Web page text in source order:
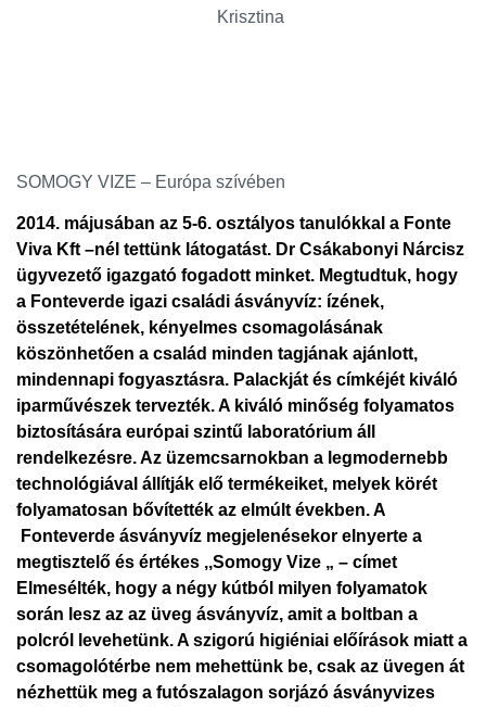
Krisztina
SOMOGY VIZE – Európa szívében
2014. májusában az 5-6. osztályos tanulókkal a Fonte
Viva Kft –nél tettünk látogatást. Dr Csákabonyi Nárcisz
ügyvezető igazgató fogadott minket. Megtudtuk, hogy
a Fonteverde igazi családi ásványvíz: ízének,
összetételének, kényelmes csomagolásának
köszönhetően a család minden tagjának ajánlott,
mindennapi fogyasztásra. Palackját és címkéjét kiváló
iparművészek tervezték. A kiváló minőség folyamatos
biztosítására európai szintű laboratórium áll
rendelkezésre. Az üzemcsarnokban a legmodernebb
technológiával állítják elő termékeiket, melyek körét
folyamatosan bővítették az elmúlt években. A
Fonteverde ásványvíz megjelenésekor elnyerte a
megtisztelő és értékes ,,Somogy Vize „ – címet
Elmesélték, hogy a négy kútból milyen folyamatok
során lesz az az üveg ásványvíz, amit a boltban a
polcról levehetünk. A szigorú higiéniai előírások miatt a
csomagolótérbe nem mehettünk be, csak az üvegen át
nézhettük meg a futószalagon sorjázó ásványvizes